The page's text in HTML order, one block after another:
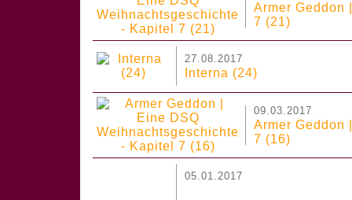
Armer Geddon
7 (21)
27.08.2017
Interna (24)
09.03.2017
Armer Geddon
7 (16)
05.01.2017